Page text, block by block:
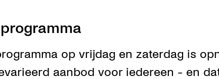
op vrijdag en zaterdag is
aanbod voor iedereen - en